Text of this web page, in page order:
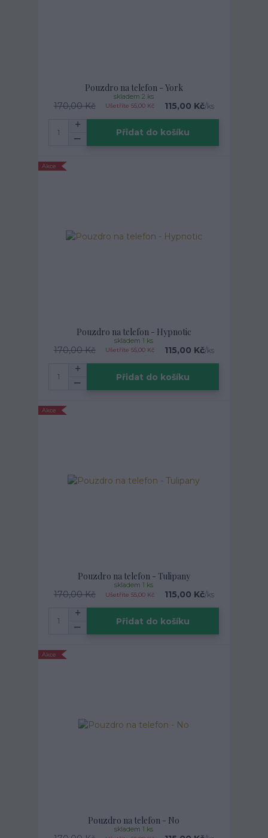
Pouzdro na telefon - York
170,00 Kč Ušetříte 55,00 Kč 115,00 Kč/ks
skladem 2 ks
Přidat do košíku
Akce
Pouzdro na telefon - Hypnotic
170,00 Kč Ušetříte 55,00 Kč 115,00 Kč/ks
skladem 1 ks
Přidat do košíku
Akce
Pouzdro na telefon - Tulipany
170,00 Kč Ušetříte 55,00 Kč 115,00 Kč/ks
skladem 1 ks
Přidat do košíku
Akce
Pouzdro na telefon - No
skladem 1 ks